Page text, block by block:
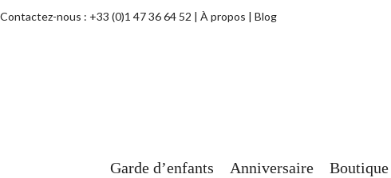
Contactez-nous : +33 (0)1 47 36 64 52 À propos Blog
Garde d’enfants Anniversaire Boutique